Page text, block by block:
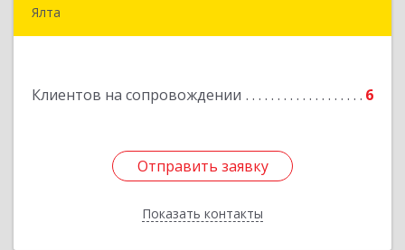
Ялта
Клиентов на сопровождении 6
Отправить заявку
Показать контакты
Отправить заявку
Назад